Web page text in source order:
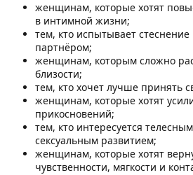
женщинам, которые хотят
в интимной жизни;
тем, кто испытывает
партнёром;
женщинам, которым сложно
близости;
тем, кто хочет лучше принять
женщинам, которые хотят
прикосновений;
тем, кто интересуется
сексуальным развитием;
женщинам, которые хотят
чувственности, мягкости и